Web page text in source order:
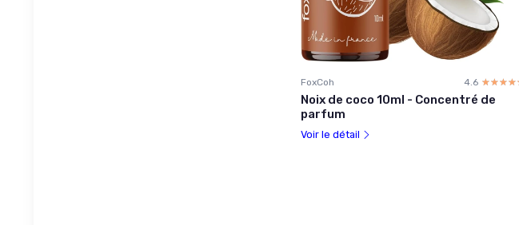
FoxCoh 4.6
Noix de coco 10ml - Concentré de
parfum
Voir le détail